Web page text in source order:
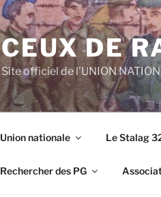
CEUX DE
Site officiel de l'UNION
Union nationale Le Stalag
Rechercher des PG